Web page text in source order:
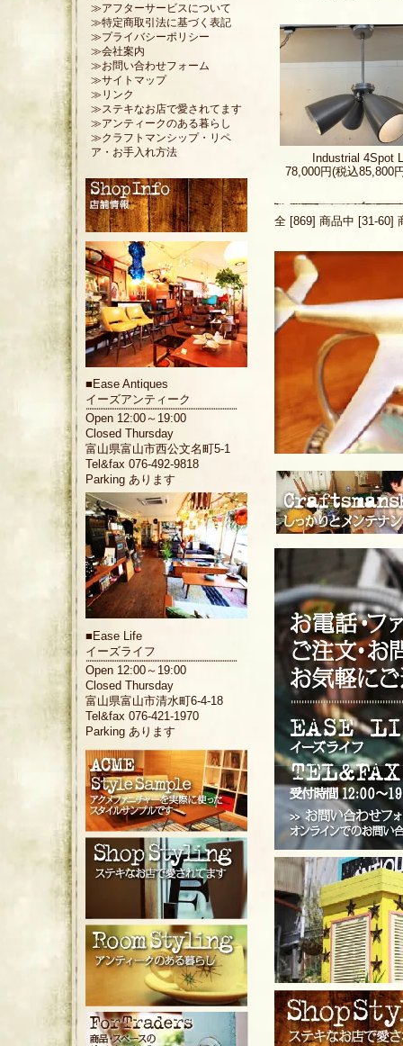
Industrial 4Spot
78,000円(税込85,800
全 [869] 商品中 [31-60]
≫アフターサービスについて
≫特定商取引法に基づく表記
≫プライバシーポリシー
≫会社案内
≫お問い合わせフォーム
≫サイトマップ
≫リンク
≫ステキなお店で愛されてます
≫アンティークのある暮らし
≫クラフトマンシップ・リペ
ア・お手入れ方法
■ Ease Antiques
イーズアンティーク
Open 12:00～19:00
Closed Thursday
富山県富山市西公文名町5-1
Tel&fax 076-492-9818
Parking あります
■ Ease Life
イーズライフ
Open 12:00～19:00
Closed Thursday
富山県富山市清水町6-4-18
Tel&fax 076-421-1970
Parking あります